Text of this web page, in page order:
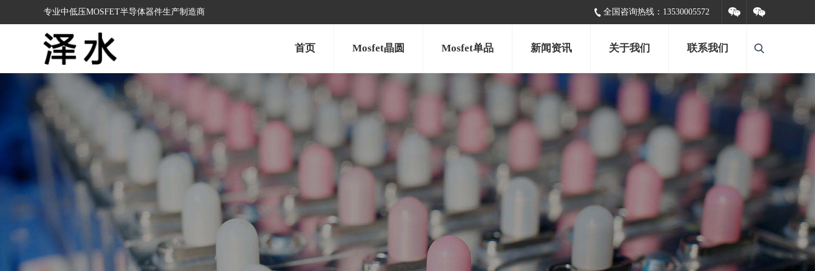
专业中低压MOSFET半导体器件生产制造商 全国咨询热线： 13530005572
首页 Mosfet晶圆 Mosfet单品 新闻资讯 关于我们 联系我们